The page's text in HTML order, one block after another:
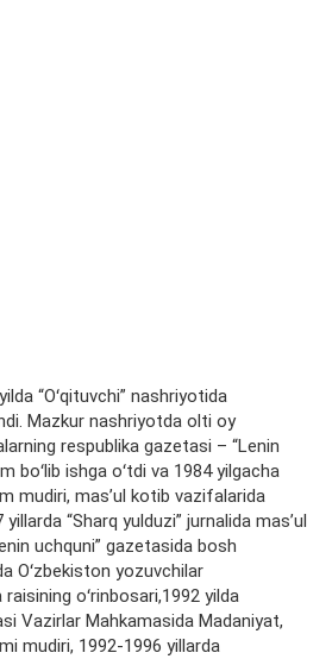
“Oʻqituvchi” nashriyotida
Mazkur nashriyotda olti oy
respublika gazetasi – “Lenin
boʻlib ishga oʻtdi va 1984 yilgacha
mudiri, masʼul kotib vazifalarida
“Sharq yulduzi” jurnalida masʼul
uchquni” gazetasida bosh
Oʻzbekiston yozuvchilar
oʻrinbosari,1992 yilda
Vazirlar Mahkamasida Madaniyat,
mudiri, 1992-1996 yillarda